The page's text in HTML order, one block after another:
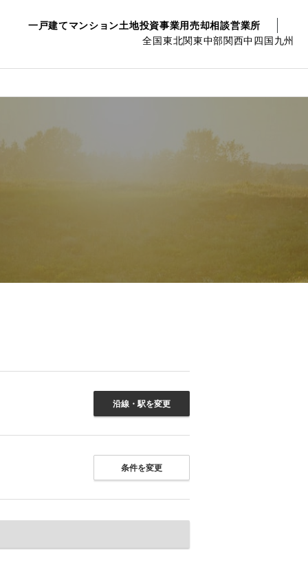
一戸建てマンション土地投資事業用売却相談営業所
全国東北関東中部関西中四国九州
沿線・駅を変更
条件を変更